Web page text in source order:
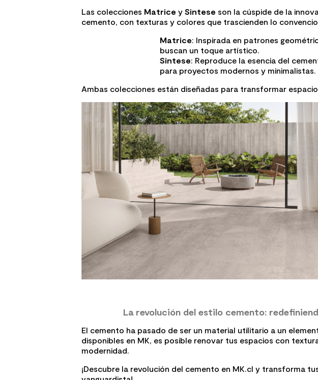
Las colecciones Matrice y Sintese son la cúspide de la
cemento, con texturas y colores que trascienden lo
Matrice: Inspirada en patrones
buscan un toque artístico.
Sintese: Reproduce la esencia del
para proyectos modernos y minimalistas.
Ambas colecciones están diseñadas para transformar
La revolución del estilo cemento:
El cemento ha pasado de ser un material utilitario a un
disponibles en MK, es posible renovar tus espacios con
modernidad.
¡Descubre la revolución del cemento en MK.cl y transforma